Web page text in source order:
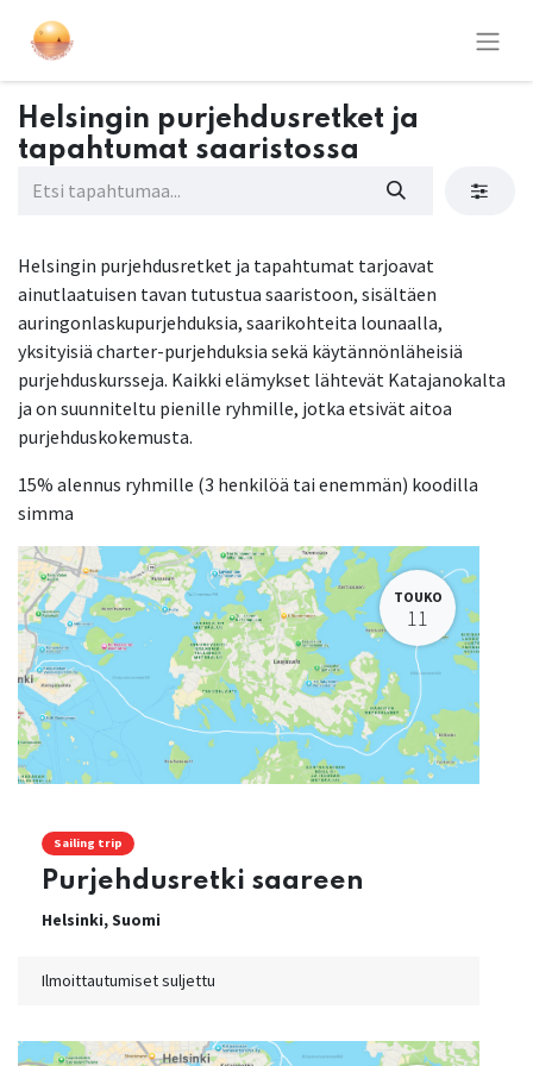
Helsingin purjehdusretket ja
tapahtumat saaristossa
Helsingin purjehdusretket ja tapahtumat tarjoavat
ainutlaatuisen tavan tutustua saaristoon, sisältäen
auringonlaskupurjehduksia, saarikohteita lounaalla,
yksityisiä charter-purjehduksia sekä käytännönläheisiä
purjehduskursseja. Kaikki elämykset lähtevät Katajanokalta
ja on suunniteltu pienille ryhmille, jotka etsivät aitoa
purjehduskokemusta.
15% alennus ryhmille (3 henkilöä tai enemmän) koodilla
simma
TOUKO
11
Sailing trip
Purjehdusretki saareen
Helsinki,Suomi
Ilmoittautumiset suljettu